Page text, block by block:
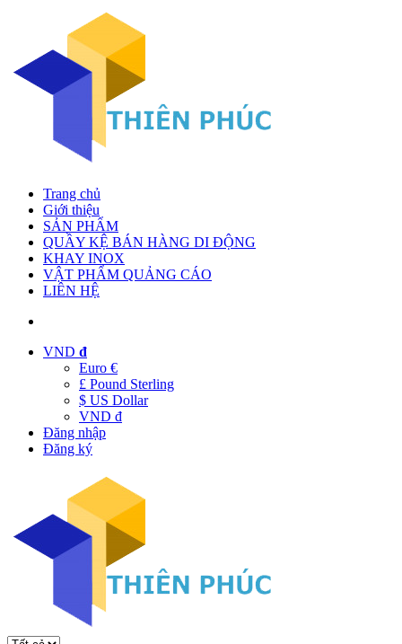
Trang chủ
Giới thiệu
SẢN PHẨM
QUẦY KỆ BÁN HÀNG DI ĐỘNG
KHAY INOX
VẬT PHẨM QUẢNG CÁO
LIÊN HỆ
VND đ
Euro €
£ Pound Sterling
$ US Dollar
VND đ
Đăng nhập
Đăng ký